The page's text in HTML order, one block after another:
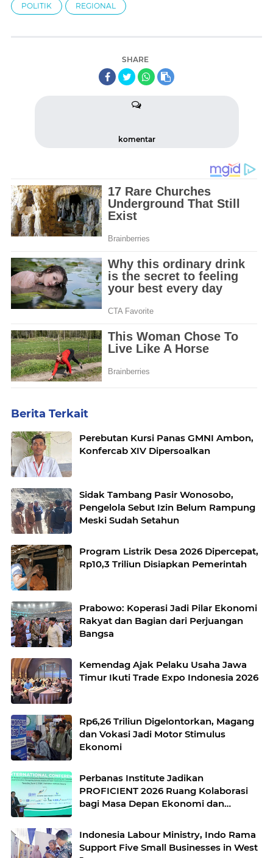
POLITIK REGIONAL
SHARE
komentar
Berita Terkait
Perebutan Kursi Panas GMNI Ambon,
Konfercab XIV Dipersoalkan
Sidak Tambang Pasir Wonosobo,
Pengelola Sebut Izin Belum Rampung
Meski Sudah Setahun
Program Listrik Desa 2026 Dipercepat,
Rp10,3 Triliun Disiapkan Pemerintah
Prabowo: Koperasi Jadi Pilar Ekonomi
Rakyat dan Bagian dari Perjuangan
Bangsa
Kemendag Ajak Pelaku Usaha Jawa
Timur Ikuti Trade Expo Indonesia 2026
Rp6,26 Triliun Digelontorkan, Magang
dan Vokasi Jadi Motor Stimulus
Ekonomi
Perbanas Institute Jadikan
PROFICIENT 2026 Ruang Kolaborasi
bagi Masa Depan Ekonomi dan
Indonesia Labour Ministry, Indo Rama
Support Five Small Businesses in West